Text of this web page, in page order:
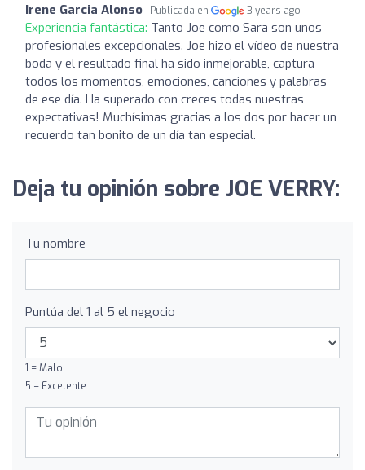
Irene Garcia Alonso Publicada en 3 years ago
Experiencia fantástica: Tanto Joe como Sara son unos
profesionales excepcionales. Joe hizo el vídeo de nuestra
boda y el resultado final ha sido inmejorable, captura
todos los momentos, emociones, canciones y palabras
de ese día. Ha superado con creces todas nuestras
expectativas! Muchísimas gracias a los dos por hacer un
recuerdo tan bonito de un día tan especial.
Deja tu opinión sobre JOE VERRY:
Tu nombre
Puntúa del 1 al 5 el negocio
1 = Malo
5 = Excelente